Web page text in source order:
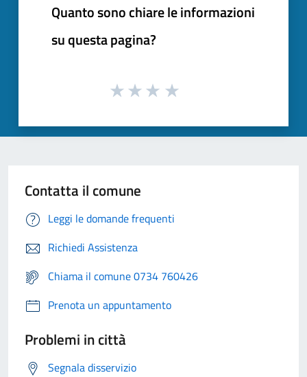
Quanto sono chiare le informazioni
su questa pagina?
Contatta il comune
Leggi le domande frequenti
Richiedi Assistenza
Chiama il comune 0734 760426
Prenota un appuntamento
Problemi in città
Segnala disservizio